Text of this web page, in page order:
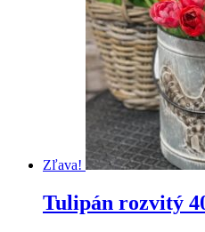
Zľava!
Tulipán rozvitý